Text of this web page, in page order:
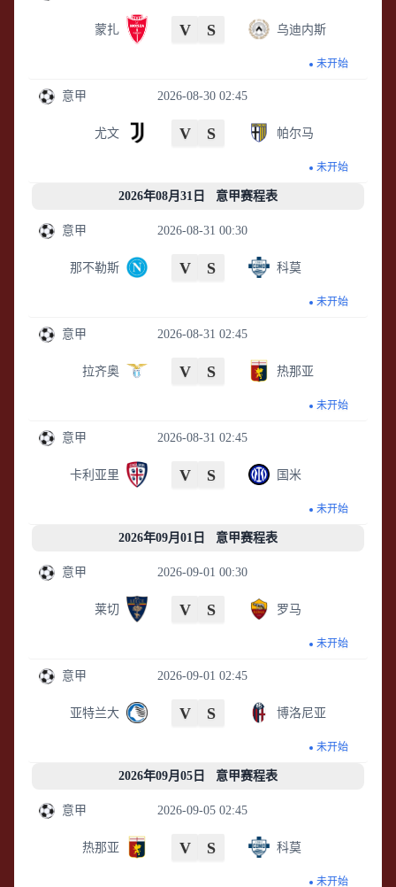
蒙扎 V S 乌迪内斯
未开始
2026-08-30 02:45
意甲
尤文 V S 帕尔马
未开始
2026年08月31日 意甲赛程表
2026-08-31 00:30
意甲
那不勒斯 V S 科莫
未开始
2026-08-31 02:45
意甲
拉齐奥 V S 热那亚
未开始
2026-08-31 02:45
意甲
卡利亚里 V S 国米
未开始
2026年09月01日 意甲赛程表
2026-09-01 00:30
意甲
莱切 V S 罗马
未开始
2026-09-01 02:45
意甲
亚特兰大 V S 博洛尼亚
未开始
2026年09月05日 意甲赛程表
2026-09-05 02:45
意甲
热那亚 V S 科莫
未开始